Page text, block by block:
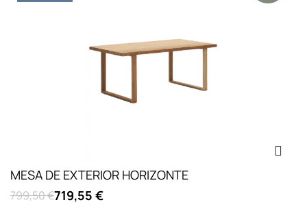
MESA DE EXTERIOR HORIZONTE
799,50 €719,55 €